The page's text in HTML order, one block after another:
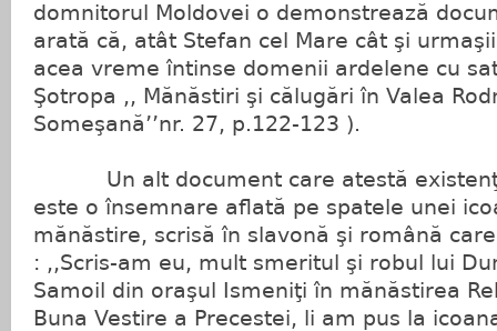
domnitorul Moldovei o demonstrează
arată că, atât Stefan cel Mare cât şi
acea vreme întinse domenii ardelene cu
Şotropa ,, Mănăstiri şi călugări în Valea
Someşană’’nr. 27, p.122-123 ).
Un alt document care atestă
este o însemnare aflată pe spatele unei
mănăstire, scrisă în slavonă şi română
: ,,Scris-am eu, mult smeritul şi robul lui
Samoil din oraşul Ismeniţi în mănăstirea
Buna Vestire a Precestei, li am pus la